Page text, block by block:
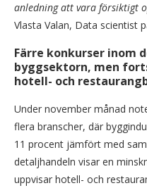
anledning att vara försiktigt
Vlasta Valan, Data scientist
Färre konkurser inom
byggsektorn, men
hotell- och
Under november månad
flera branscher, där
11 procent jämfört med
detaljhandeln visar en
uppvisar hotell- och